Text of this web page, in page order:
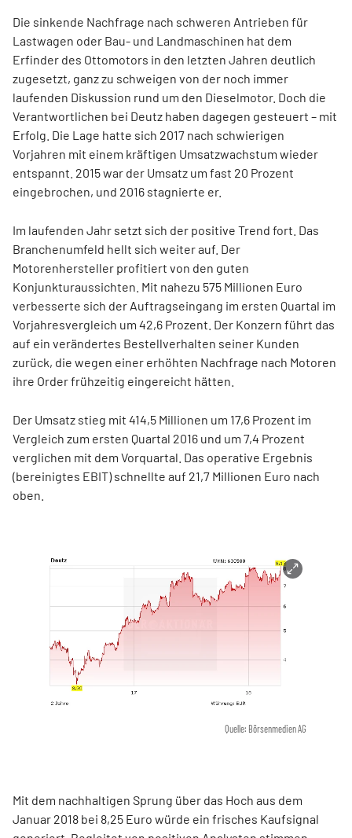
Die sinkende Nachfrage nach schweren Antrieben für
Lastwagen oder Bau- und Landmaschinen hat dem
Erfinder des Ottomotors in den letzten Jahren deutlich
zugesetzt, ganz zu schweigen von der noch immer
laufenden Diskussion rund um den Dieselmotor. Doch die
Verantwortlichen bei Deutz haben dagegen gesteuert – mit
Erfolg. Die Lage hatte sich 2017 nach schwierigen
Vorjahren mit einem kräftigen Umsatzwachstum wieder
entspannt. 2015 war der Umsatz um fast 20 Prozent
eingebrochen, und 2016 stagnierte er.
Im laufenden Jahr setzt sich der positive Trend fort. Das
Branchenumfeld hellt sich weiter auf. Der
Motorenhersteller profitiert von den guten
Konjunkturaussichten. Mit nahezu 575 Millionen Euro
verbesserte sich der Auftragseingang im ersten Quartal im
Vorjahresvergleich um 42,6 Prozent. Der Konzern führt das
auf ein verändertes Bestellverhalten seiner Kunden
zurück, die wegen einer erhöhten Nachfrage nach Motoren
ihre Order frühzeitig eingereicht hätten.
Der Umsatz stieg mit 414,5 Millionen um 17,6 Prozent im
Vergleich zum ersten Quartal 2016 und um 7,4 Prozent
verglichen mit dem Vorquartal. Das operative Ergebnis
(bereinigtes EBIT) schnellte auf 21,7 Millionen Euro nach
oben.
Quelle: Börsenmedien AG
Mit dem nachhaltigen Sprung über das Hoch aus dem
Januar 2018 bei 8,25 Euro würde ein frisches Kaufsignal